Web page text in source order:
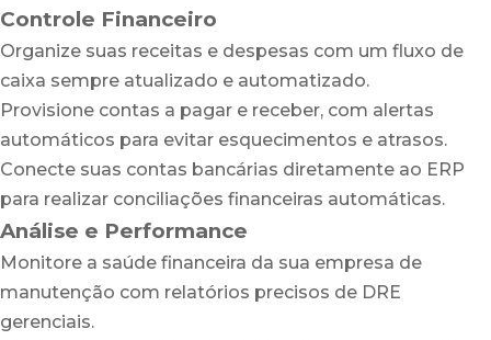
Controle Financeiro
Organize suas receitas e despesas com um fluxo de
caixa sempre atualizado e automatizado.
Provisione contas a pagar e receber, com alertas
automáticos para evitar esquecimentos e atrasos.
Conecte suas contas bancárias diretamente ao ERP
para realizar conciliações financeiras automáticas.
Análise e Performance
Monitore a saúde financeira da sua empresa de
manutenção com relatórios precisos de DRE
gerenciais.